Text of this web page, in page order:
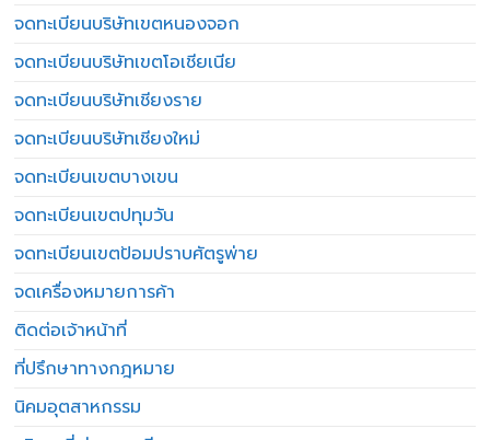
จดทะเบียนบริษัทเขตหนองจอก
จดทะเบียนบริษัทเขตโอเชียเนีย
จดทะเบียนบริษัทเชียงราย
จดทะเบียนบริษัทเชียงใหม่
จดทะเบียนเขตบางเขน
จดทะเบียนเขตปทุมวัน
จดทะเบียนเขตป้อมปราบศัตรูพ่าย
จดเครื่องหมายการค้า
ติดต่อเจ้าหน้าที่
ที่ปรึกษาทางกฎหมาย
นิคมอุตสาหกรรม